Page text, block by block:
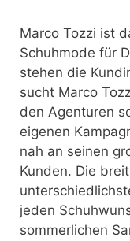
Marco Tozzi ist
Schuhmode für
stehen die
sucht Marco
den Agenturen
eigenen
nah an seinen
Kunden. Die
jeden
sommerlichen